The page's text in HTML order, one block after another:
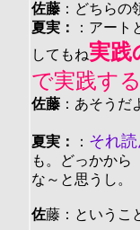
佐藤 ：どちら
夏実：
：アー
してもね実践
で実践す
佐藤 ：あそう
夏実： ： それ
も。どっかか
な～と思うし。
佐藤：というこ